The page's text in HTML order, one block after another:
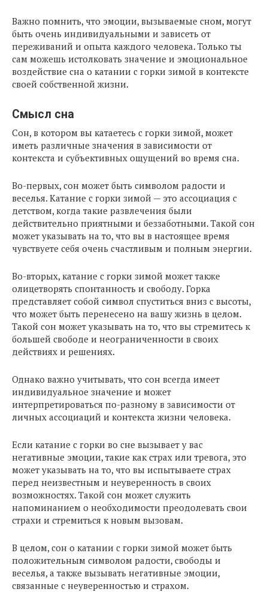
Важно помнить, что эмоции, вызываемые сном, могут
быть очень индивидуальными и зависеть от
переживаний и опыта каждого человека. Только ты
сам можешь истолковать значение и эмоциональное
воздействие сна о катании с горки зимой в контексте
своей собственной жизни.
Смысл сна
Сон, в котором вы катаетесь с горки зимой, может
иметь различные значения в зависимости от
контекста и субъективных ощущений во время сна.
Во-первых, сон может быть символом радости и
веселья. Катание с горки зимой — это ассоциация с
детством, когда такие развлечения были
действительно приятными и беззаботными. Такой сон
может указывать на то, что вы в настоящее время
чувствуете себя очень счастливым и полным энергии.
Во-вторых, катание с горки зимой может также
олицетворять спонтанность и свободу. Горка
представляет собой символ спуститься вниз с высоты,
что может быть перенесено на вашу жизнь в целом.
Такой сон может указывать на то, что вы стремитесь к
большей свободе и неограниченности в своих
действиях и решениях.
Однако важно учитывать, что сон всегда имеет
индивидуальное значение и может
интерпретироваться по-разному в зависимости от
личных ассоциаций и контекста жизни человека.
Если катание с горки во сне вызывает у вас
негативные эмоции, такие как страх или тревога, это
может указывать на то, что вы испытываете страх
перед неизвестным и неуверенность в своих
возможностях. Такой сон может служить
напоминанием о необходимости преодолевать свои
страхи и стремиться к новым вызовам.
В целом, сон о катании с горки зимой может быть
положительным символом радости, свободы и
веселья, а также вызывать негативные эмоции,
связанные с неуверенностью и страхом.